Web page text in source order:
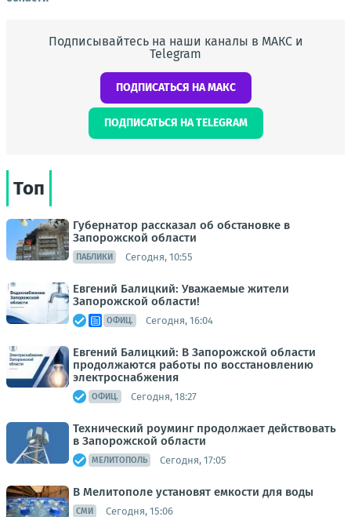
Подписывайтесь на наши каналы в МАКС и
Telegram
ПОДПИСАТЬСЯ НА МАКС
ПОДПИСАТЬСЯ НА TELEGRAM
Топ
Губернатор рассказал об обстановке в
Запорожской области
ПАБЛИКИ Сегодня, 10:55
Евгений Балицкий: Уважаемые жители
Запорожской области!
ОФИЦ. Сегодня, 16:04
Евгений Балицкий: В Запорожской области
продолжаются работы по восстановлению
электроснабжения
ОФИЦ. Сегодня, 18:27
Технический роуминг продолжает действовать
в Запорожской области
МЕЛИТОПОЛЬ Сегодня, 17:05
В Мелитополе установят емкости для воды
СМИ Сегодня, 15:06